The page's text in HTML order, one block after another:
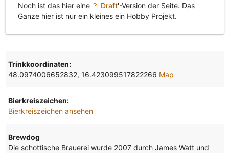
Noch ist das hier eine ' Draft'-Version der Seite. Das
Ganze hier ist nur ein kleines ein Hobby Projekt.
Trinkkoordinaten:
48.0974006652832, 16.423099517822266 Map
Bierkreiszeichen:
Bierkreiszeichen ansehen
Brewdog
Die schottische Brauerei wurde 2007 durch James Watt und